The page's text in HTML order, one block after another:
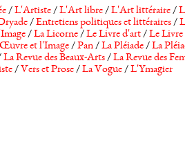
/L'Artiste/L'Art libre/L'Art littéraire/
/Entretiens politiques et littéraires/
/La Licorne/Le Livre d'art/Le Livre
et l'Image/Pan/La Pléiade/La
La Revue des Beaux-Arts/La Revue des
/ Vers et Prose/La Vogue/L'Ymagier